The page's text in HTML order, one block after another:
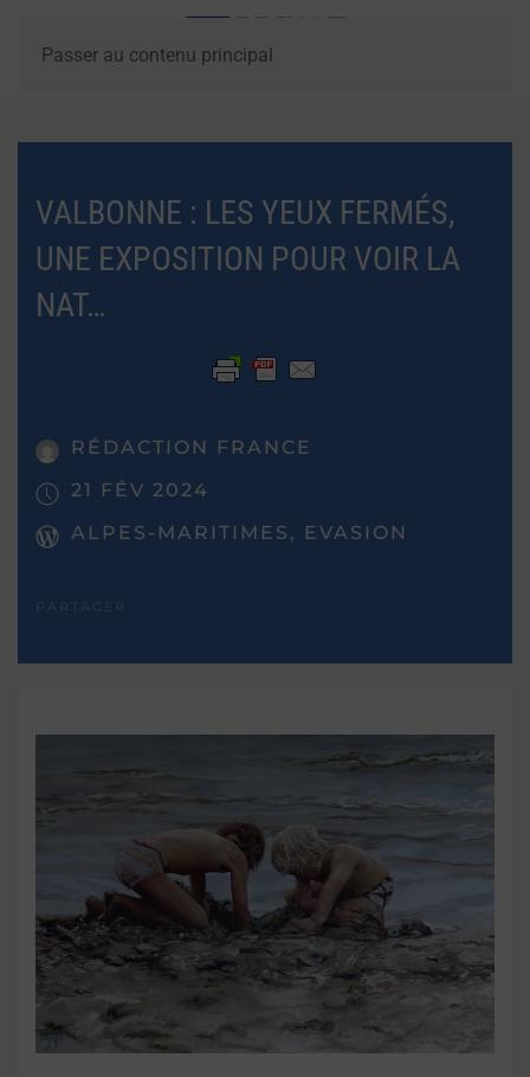
Passer au contenu principal
VALBONNE : LES YEUX FERMÉS,
UNE EXPOSITION POUR VOIR LA
NAT…
RÉDACTION FRANCE
21 FÉV 2024
ALPES-MARITIMES, EVASION